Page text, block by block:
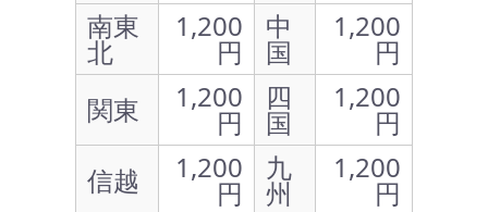
南東
北
1,200
円
中
国
1,200
円
関東
1,200
円
四
国
1,200
円
信越
1,200
円
九
州
1,200
円